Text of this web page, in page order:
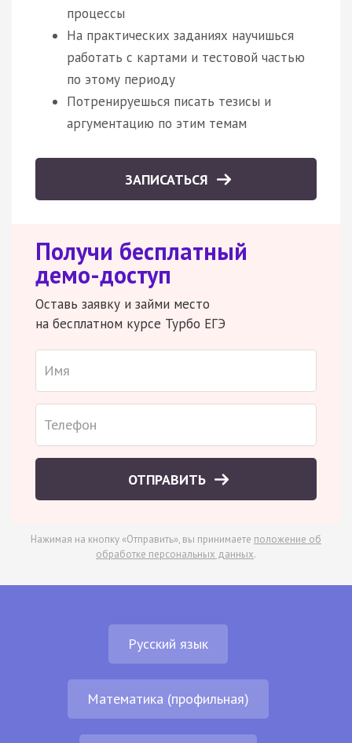
процессы
На практических заданиях научишься
работать с картами и тестовой частью
по этому периоду
Потренируешься писать тезисы и
аргументацию по этим темам
ЗАПИСАТЬСЯ
Получи бесплатный
демо-доступ
Оставь заявку и займи место
на бесплатном курсе Турбо ЕГЭ
ОТПРАВИТЬ
Нажимая на кнопку «Отправить», вы принимаете положение об
обработке персональных данных.
Русский язык
Математика (профильная)